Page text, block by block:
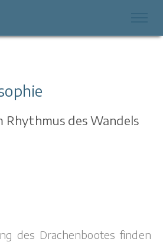
Rhythmus des Wandels
des Drachenbootes finden